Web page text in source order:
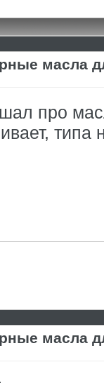
масла
про
масла